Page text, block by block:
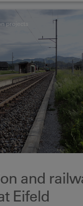
projects
and
Eifeld